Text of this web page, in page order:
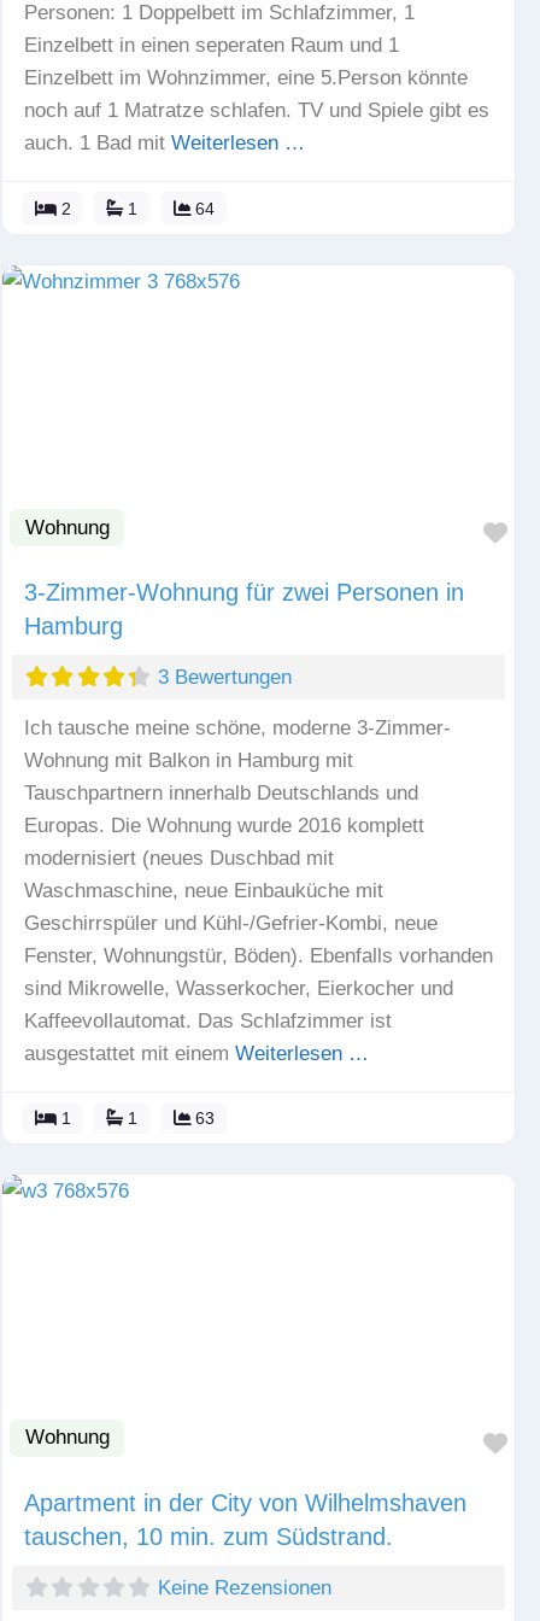
Personen: 1 Doppelbett im Schlafzimmer, 1
Einzelbett in einen seperaten Raum und 1
Einzelbett im Wohnzimmer, eine 5.Person könnte
noch auf 1 Matratze schlafen. TV und Spiele gibt es
auch. 1 Bad mit Weiterlesen …
2 1 64
Wohnung
3-Zimmer-Wohnung für zwei Personen in
Hamburg
3 Bewertungen
Ich tausche meine schöne, moderne 3-Zimmer-
Wohnung mit Balkon in Hamburg mit
Tauschpartnern innerhalb Deutschlands und
Europas. Die Wohnung wurde 2016 komplett
modernisiert (neues Duschbad mit
Waschmaschine, neue Einbauküche mit
Geschirrspüler und Kühl-/Gefrier-Kombi, neue
Fenster, Wohnungstür, Böden). Ebenfalls vorhanden
sind Mikrowelle, Wasserkocher, Eierkocher und
Kaffeevollautomat. Das Schlafzimmer ist
ausgestattet mit einem Weiterlesen …
1 1 63
Wohnung
Apartment in der City von Wilhelmshaven
tauschen, 10 min. zum Südstrand.
Keine Rezensionen